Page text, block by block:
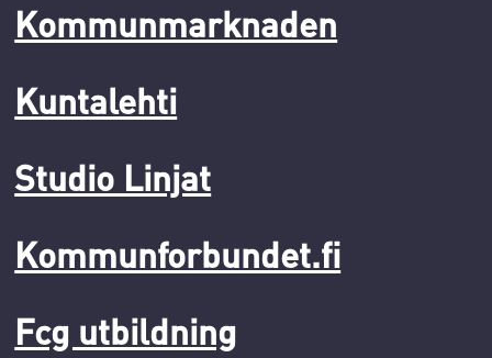
Kommunmarknaden
Kuntalehti
Studio Linjat
Kommunforbundet.fi
Fcg utbildning